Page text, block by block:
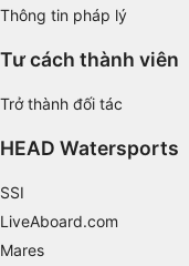
Thông tin pháp lý
Tư cách thành viên
Trở thành đối tác
HEAD Watersports
SSI
LiveAboard.com
Mares